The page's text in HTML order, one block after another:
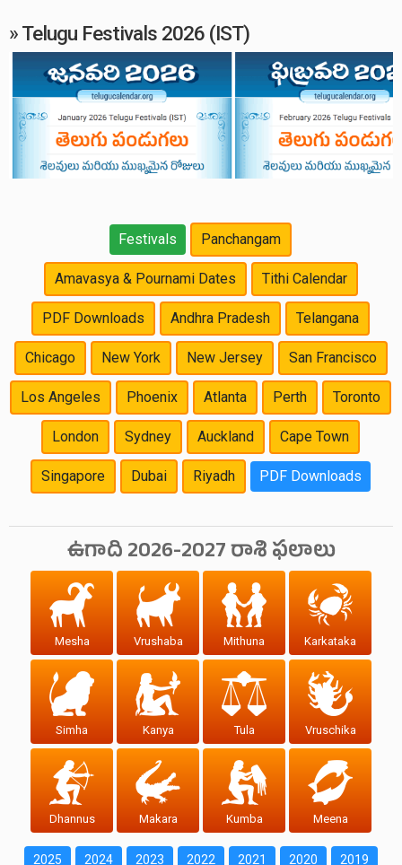
» Telugu Festivals 2026 (IST)
Festivals Panchangam
Amavasya & Pournami Dates Tithi Calendar
PDF Downloads Andhra Pradesh Telangana
Chicago New York New Jersey San Francisco
Los Angeles Phoenix Atlanta Perth Toronto
London Sydney Auckland Cape Town
Singapore Dubai Riyadh PDF Downloads
ఉగాది 2026-2027 రాశి ఫలాలు
Mesha Vrushaba Mithuna Karkataka
Simha Kanya Tula Vruschika
Dhannus Makara Kumba Meena
2025 2024 2023 2022 2021 2020 2019